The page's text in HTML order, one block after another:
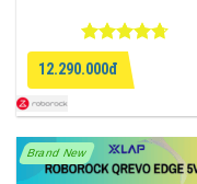
Được xếp
hạng
4.67
5 sao
12.290.000đ
Brand New